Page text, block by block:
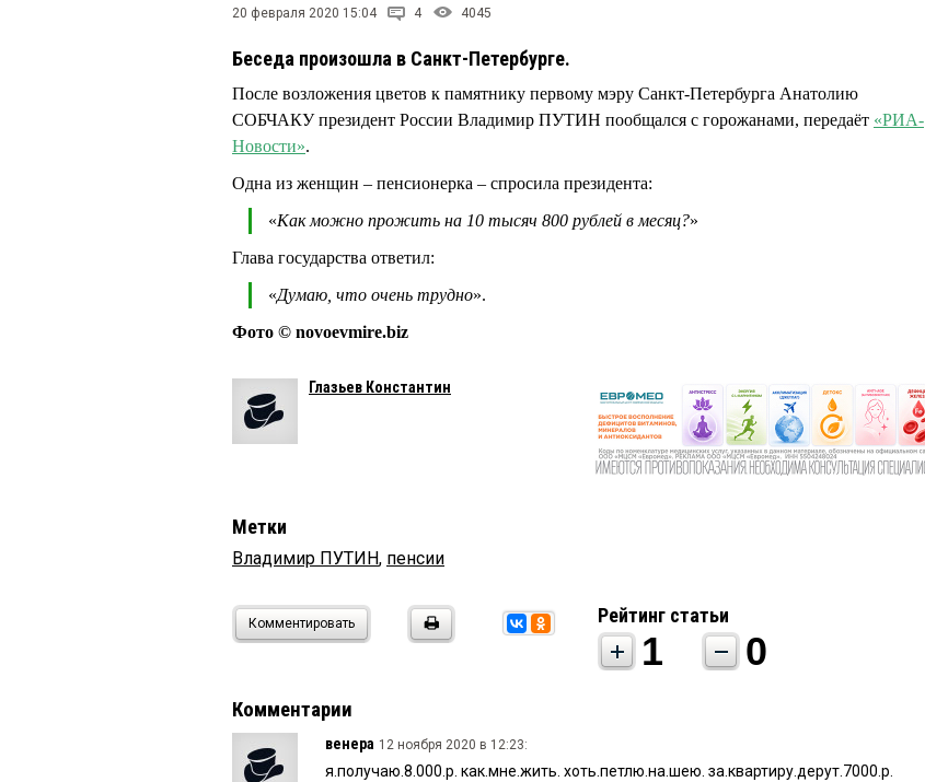
20 февраля 2020 15:04 4 4045
Беседа произошла в Санкт-Петербурге.
После возложения цветов к памятнику первому мэру Санкт-Петербурга Анатолию
СОБЧАКУ президент России Владимир ПУТИН пообщался с горожанами, передаёт «РИА-
Новости».
Одна из женщин – пенсионерка – спросила президента:
«Как можно прожить на 10 тысяч 800 рублей в месяц?»
Глава государства ответил:
«Думаю, что очень трудно».
Фото © novoevmire.biz
Глазьев Константин
Метки
Владимир ПУТИН, пенсии
Комментировать Рейтинг статьи
1 0
Комментарии
венера 12 ноября 2020 в 12:23:
я.получаю.8.000.р. как.мне.жить. хоть.петлю.на.шею. за.квартиру.дерут.7000.р.